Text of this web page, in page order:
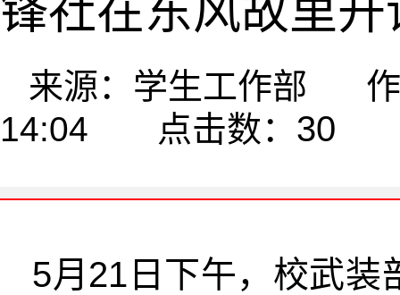
锋社在东风故里
来源：学生工作部
14:04 点击数： 30
5月21日下午，校武装